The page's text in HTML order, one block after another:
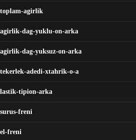
toplam-agirlik
agirlik-dag-yuklu-on-arka
agirlik-dag-yuksuz-on-arka
tekerlek-adedi-xtahrik-o-a
lastik-tipion-arka
surus-freni
el-freni